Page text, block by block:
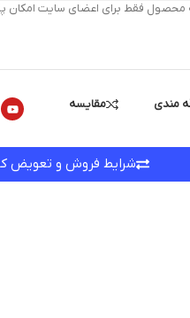
فقط برای اعضای سایت امکان
مقایسه مندی
شرایط فروش و تعویض